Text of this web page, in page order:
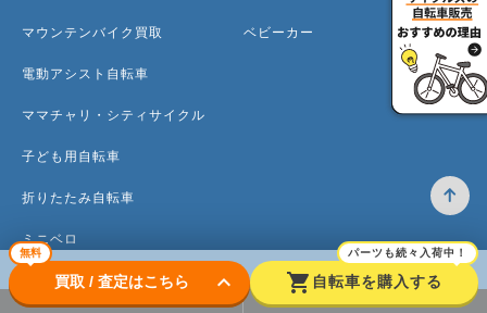
無料
買取 / 査定はこちら keyboard_arrow_down shopping_cart
パーツも続々入荷中！
自転車を購入する
マウンテンバイク買取
電動アシスト自転車
ママチャリ・シティサイクル
子ども用自転車
折りたたみ自転車
ミニベロ
ベビーカー